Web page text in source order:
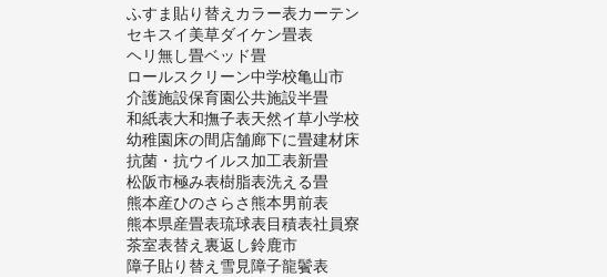
ふすま貼り替え カラー表カーテン
セキスイ美草ダイケン畳表
ヘリ無し畳ベッド畳
ロールスクリーン中学校亀山市
介護施設保育園公共施設半畳
和紙表大和撫子表天然イ草小学校
幼稚園床の間店舗廊下に畳建材床
抗菌・抗ウイルス加工表新畳
松阪市極み表樹脂表洗える畳
熊本産ひのさらさ熊本男前表
熊本県産畳表琉球表目積表社員寮
茶室表替え 裏返し鈴鹿市
障子貼り替え 雪見障子龍鬢表